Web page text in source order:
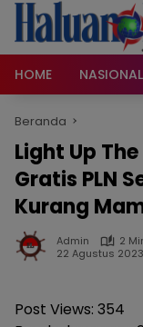
Langsung
konten
HOME
NASIONAL
Beranda
Light Up
Gratis PLN
Kurang
Admin
2
22 Agustus 2023
Post Views: 354